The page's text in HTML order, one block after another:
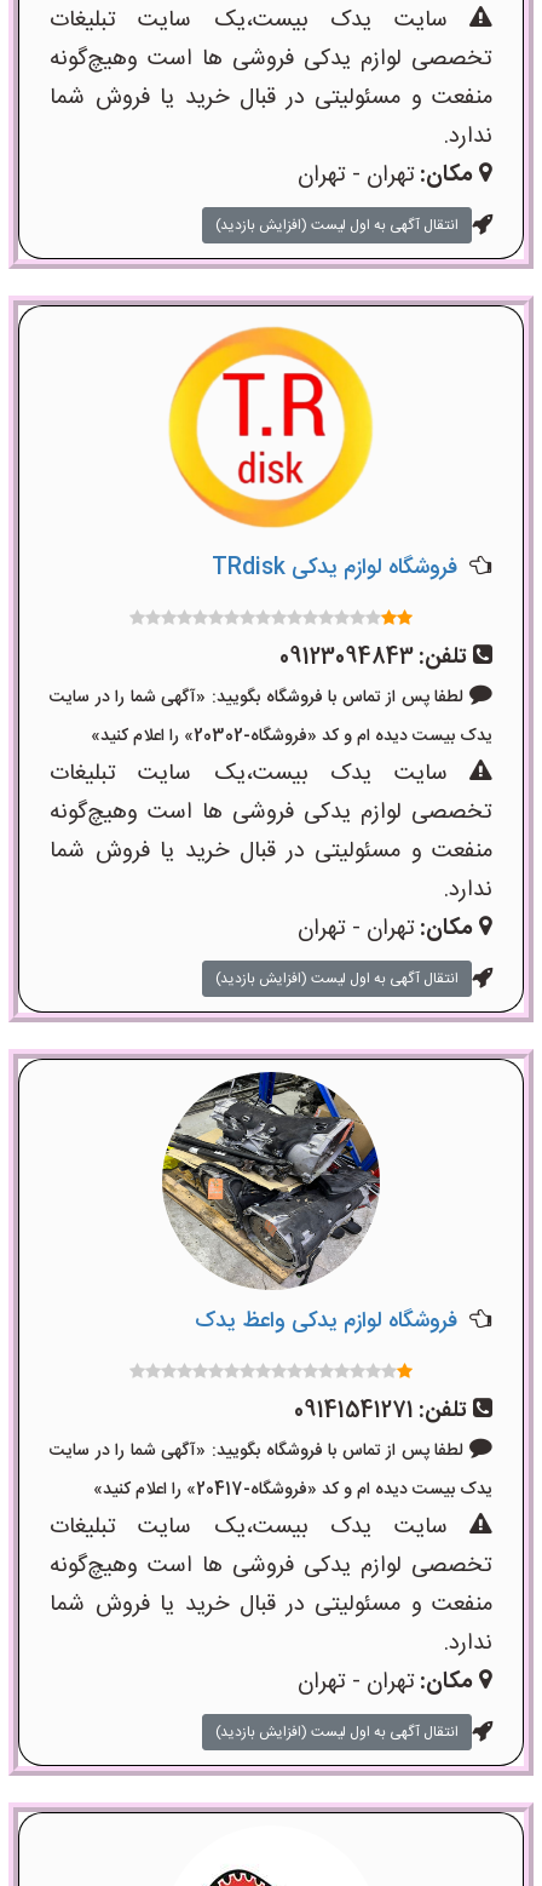
سایت یدک بیست،یک سایت تبلیغات
تخصصی لوازم یدکی فروشی ها است وهیچ‌گونه
منفعت و مسئولیتی در قبال خرید یا فروش شما
ندارد.
مکان:تهران - تهران
انتقال آگهی به اول لیست (افزایش بازدید)
فروشگاه لوازم یدکی TRdisk
تلفن:09123094843
لطفا پس از تماس با فروشگاه بگویید: «آگهی شما را در سایت
یدک بیست دیده ام و کد «فروشگاه-20302» را اعلام کنید»
سایت یدک بیست،یک سایت تبلیغات
تخصصی لوازم یدکی فروشی ها است وهیچ‌گونه
منفعت و مسئولیتی در قبال خرید یا فروش شما
ندارد.
مکان:تهران - تهران
انتقال آگهی به اول لیست (افزایش بازدید)
فروشگاه لوازم یدکی واعظ یدک
تلفن:09141541271
لطفا پس از تماس با فروشگاه بگویید: «آگهی شما را در سایت
یدک بیست دیده ام و کد «فروشگاه-20417» را اعلام کنید»
سایت یدک بیست،یک سایت تبلیغات
تخصصی لوازم یدکی فروشی ها است وهیچ‌گونه
منفعت و مسئولیتی در قبال خرید یا فروش شما
ندارد.
مکان:تهران - تهران
انتقال آگهی به اول لیست (افزایش بازدید)